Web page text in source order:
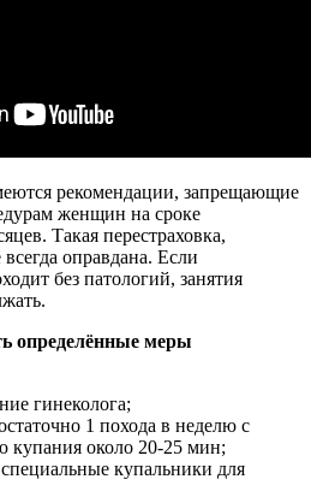
рекомендации, запрещающие
женщин на сроке
Такая перестраховка,
оправдана. Если
без патологий, занятия
определённые меры
гинеколога;
1 похода в неделю с
купания около 20-25 мин;
купальники для